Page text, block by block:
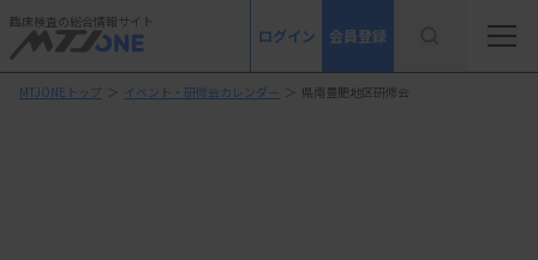
臨床検査の総合情報サイト
ログイン 会員登録
MTJONEトップ ＞ イベント・研修会カレンダー ＞ 県南豊肥地区研修会